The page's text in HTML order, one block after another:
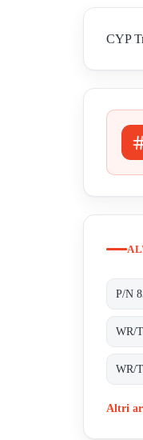
CYP
Altri